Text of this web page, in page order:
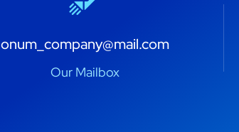
onum_company@mail.com
Our Mailbox